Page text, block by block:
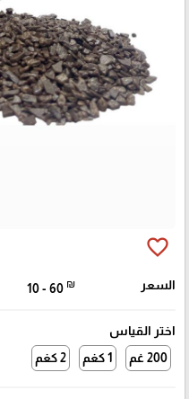
favorite_border
السعر 10 - 60 ₪
اختر القياس
200 غم
1 كغم 2 كغم